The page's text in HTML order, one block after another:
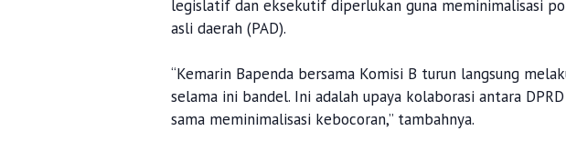
legislatif dan eksekutif diperlukan guna meminimalisasi
asli daerah (PAD).
“Kemarin Bapenda bersama Komisi B turun langsung
selama ini bandel. Ini adalah upaya kolaborasi antara
sama meminimalisasi kebocoran,” tambahnya.